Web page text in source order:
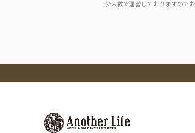
少人数で運営しておりますので